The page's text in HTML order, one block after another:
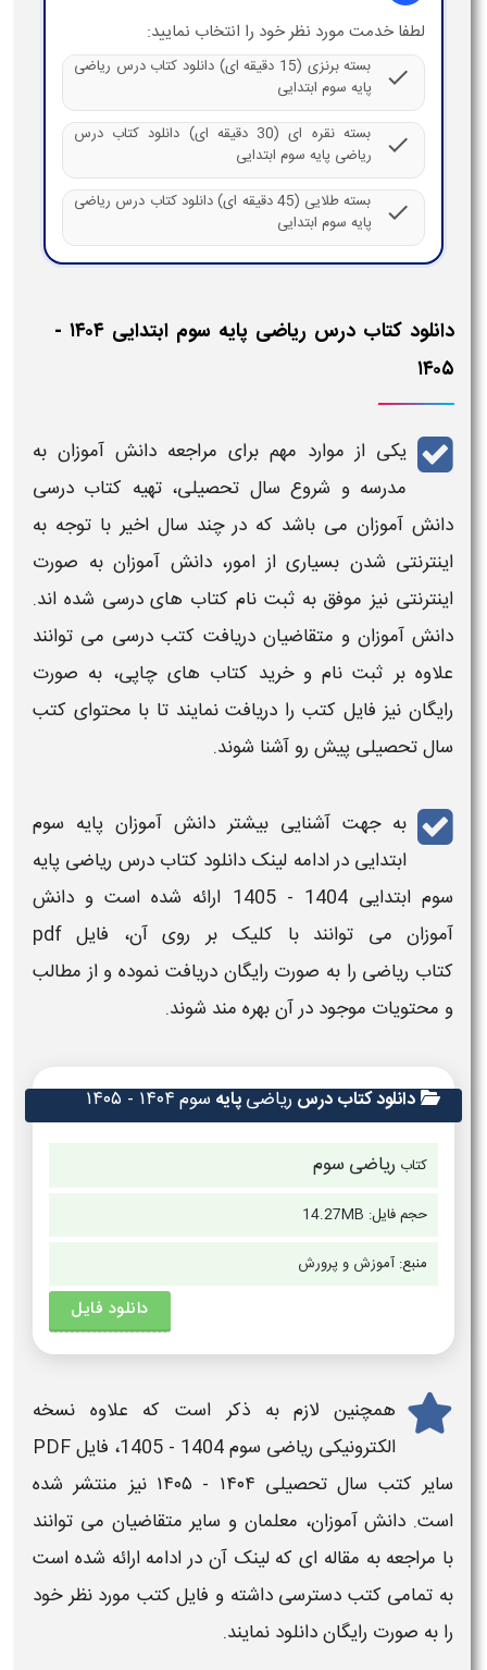
لطفا خدمت مورد نظر خود را انتخاب نمایید:
check
بسته برنزی (15 دقیقه ای) دانلود کتاب درس ریاضی
پایه سوم ابتدایی
check
بسته نقره ای (30 دقیقه ای) دانلود کتاب درس
ریاضی پایه سوم ابتدایی
check
بسته طلایی (45 دقیقه ای) دانلود کتاب درس ریاضی
پایه سوم ابتدایی
دانلود کتاب درس ریاضی پایه سوم ابتدایی ۱۴۰۴ -
۱۴۰۵
یکی از موارد مهم برای مراجعه دانش آموزان به
مدرسه و شروع سال تحصیلی، تهیه کتاب درسی
دانش آموزان می باشد که در چند سال اخیر با توجه به
اینترنتی شدن بسیاری از امور، دانش آموزان به صورت
اینترنتی نیز موفق به ثبت نام کتاب هایدرسی شده اند.
دانش آموزان و متقاضیان دریافت کتب درسی می توانند
علاوه بر ثبت نام و خرید کتاب های چاپی، به صورت
رایگان نیز فایل کتب را دریافت نمایند تا با محتوای کتب
سال تحصیلی پیش رو آشنا شوند.
به جهت آشنایی بیشتر دانش آموزان پایه سوم
ابتدایی در ادامه لینک دانلود کتاب درس ریاضی پایه
سوم ابتدایی1404 - 1405
ارائه شده است و دانش
آموزان می توانند با کلیک بر روی آن،
فایل pdf
کتاب ریاضی را به صورت رایگاندریافت نموده و از مطالب
و محتویات موجود در آن بهره مند شوند.
دانلود کتاب درس ریاضیپایه سوم۱۴۰۴ - ۱۴۰۵​
کتاب ریاضی سوم
حجم فایل: 14.27MB
منبع: آموزش و پرورش
دانلود فایل
همچنین لازم به ذکر است که علاوه نسخه
الکترونیکی ریاضی سوم1404 - 1405 ، فایلPDF
سایر کتب سال تحصیلی
نیز منتشر شده
است. دانش آموزان، معلمان و سایر متقاضیان می توانند
با مراجعه به مقاله ای که لینک آن در ادامه ارائه شده است
به تمامی کتب دسترسی داشته و فایل کتب مورد نظر خود
را به صورت رایگاندانلود نمایند.